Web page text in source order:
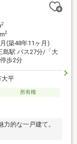
2
2
(築48年11ヶ月)
島駅 バス27分/「大
歩2分
大平
所有権
的な一戸建て。